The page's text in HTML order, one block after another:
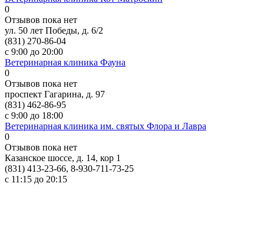
0
Отзывов пока нет
ул. 50 лет Победы, д. 6/2
(831) 270-86-04
с 9:00 до 20:00
Ветеринарная клиника Фауна
0
Отзывов пока нет
проспект Гагарина, д. 97
(831) 462-86-95
с 9:00 до 18:00
Ветеринарная клиника им. святых Флора и Лавра
0
Отзывов пока нет
Казанское шоссе, д. 14, кор 1
(831) 413-23-66, 8-930-711-73-25
с 11:15 до 20:15